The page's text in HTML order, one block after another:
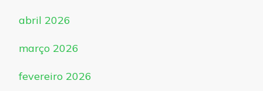
abril 2026
março 2026
fevereiro 2026